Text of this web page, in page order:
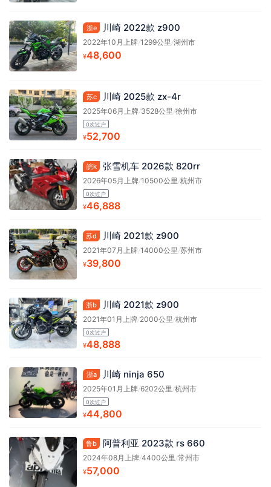
浙e 川崎 2022款 z900
2022年10月上牌/1299公里 /湖州市
¥48,600
苏c 川崎 2025款 zx-4r
2025年06月上牌/3528公里 /徐州市
0次过户
¥52,700
皖k 张雪机车 2026款 820rr
2026年05月上牌/10500公里 /杭州市
0次过户
¥46,888
苏d 川崎 2021款 z900
2021年07月上牌/14000公里 /苏州市
¥39,800
浙b 川崎 2021款 z900
2021年01月上牌/2000公里 /杭州市
0次过户
¥48,888
浙a 川崎 ninja 650
2025年01月上牌/6202公里 /杭州市
0次过户
¥44,800
鲁b 阿普利亚 2023款 rs 660
2024年08月上牌/4400公里/常州市
¥57,000